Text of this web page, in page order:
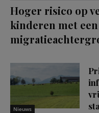
Hoger risico op
kinderen met een
Nieuws